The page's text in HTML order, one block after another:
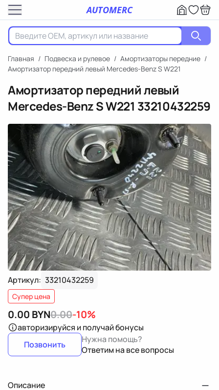
AUTOMERC
Главная / Подвеска и рулевое / Амортизаторы передние /
Амортизатор передний левый Mercedes-Benz S W221
Амортизатор передний левый
Mercedes-Benz S W221 33210432259
Артикул: 33210432259
Супер цена
0.00 BYN0.00-10%
авторизируйся и получай бонусы
Позвонить
Нужна помощь?
Ответим на все вопросы
Описание